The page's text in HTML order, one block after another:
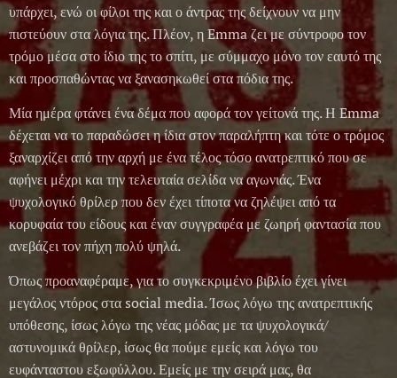
υπάρχει, ενώ οι φίλοι της και ο άντρας της δείχνουν να μην
πιστεύουν στα λόγια της. Πλέον, η Emma ζει με σύντροφο τον
τρόμο μέσα στο ίδιο της το σπίτι, με σύμμαχο μόνο τον εαυτό της
και προσπαθώντας να ξανασηκωθεί στα πόδια της.
Μία ημέρα φτάνει ένα δέμα που αφορά τον γείτονά της. Η Emma
δέχεται να το παραδώσει η ίδια στον παραλήπτη και τότε ο τρόμος
ξαναρχίζει από την αρχή με ένα τέλος τόσο ανατρεπτικό που σε
αφήνει μέχρι και την τελευταία σελίδα να αγωνιάς. Ένα
ψυχολογικό θρίλερ που δεν έχει τίποτα να ζηλέψει από τα
κορυφαία του είδους και έναν συγγραφέα με ζωηρή φαντασία που
ανεβάζει τον πήχη πολύ ψηλά.
Όπως προαναφέραμε, για το συγκεκριμένο βιβλίο έχει γίνει
μεγάλος ντόρος στα social media. Ίσως λόγω της ανατρεπτικής
υπόθεσης, ίσως λόγω της νέας μόδας με τα ψυχολογικά/
αστυνομικά θρίλερ, ίσως θα πούμε εμείς και λόγω του
ευφάνταστου εξωφύλλου. Εμείς με την σειρά μας, θα